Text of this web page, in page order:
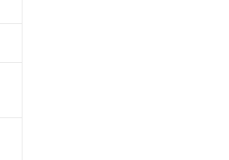
にご登録され
ない年数を意